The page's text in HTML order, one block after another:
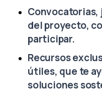
Convocatorias,
del proyecto,
participar.
Recursos
útiles, que te
soluciones